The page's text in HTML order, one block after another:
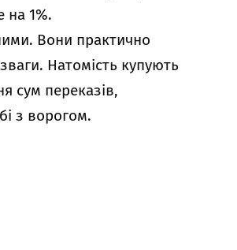
на 1%.
Вони практично
Натомість купують
сум переказів,
з ворогом.